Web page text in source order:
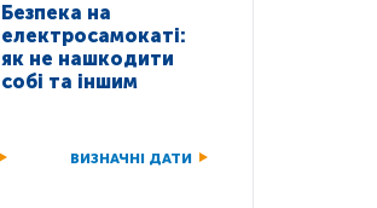
Безпека на
електросамокаті:
як не нашкодити
собі та іншим
ВИЗНАЧНІ ДАТИ